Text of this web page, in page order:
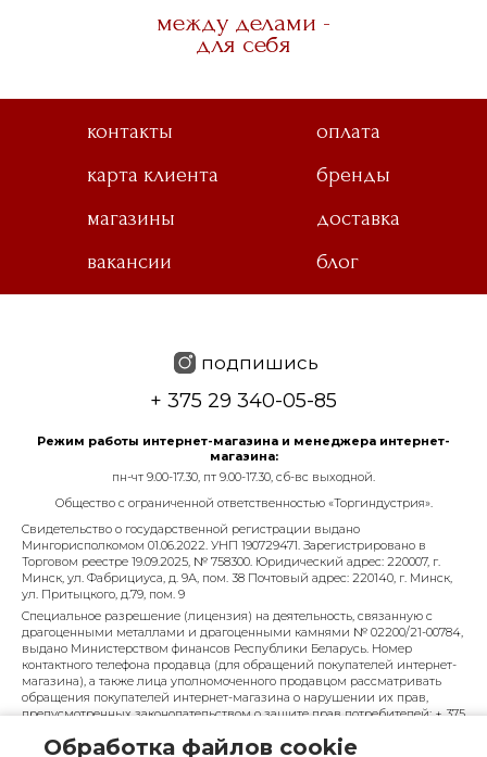
между делами -
для себя
контакты
оплата
карта клиента
бренды
магазины
доставка
вакансии
блог
подпишись
+ 375 29 340-05-85
Режим работы интернет-магазина и менеджера интернет-
магазина:
пн-чт 9.00-17.30, пт 9.00-17.30, сб-вс выходной.
Общество с ограниченной ответственностью «Торгиндустрия».
Свидетельство о государственной регистрации выдано
Мингорисполкомом 01.06.2022. УНП 190729471. Зарегистрировано в
Торговом реестре 19.09.2025, № 758300. Юридический адрес: 220007, г.
Минск, ул. Фабрициуса, д. 9А, пом. 38 Почтовый адрес: 220140, г. Минск,
ул. Притыцкого, д.79, пом. 9
Специальное разрешение (лицензия) на деятельность, связанную с
драгоценными металлами и драгоценными камнями № 02200/21-00784,
выдано Министерством финансов Республики Беларусь. Номер
контактного телефона продавца (для обращений покупателей интернет-
магазина), а также лица уполномоченного продавцом рассматривать
обращения покупателей интернет-магазина о нарушении их прав,
предусмотренных законодательством о защите прав потребителей: + 375
управления по работе с обращениями граждан и юридических лиц
Обработка файлов cookie